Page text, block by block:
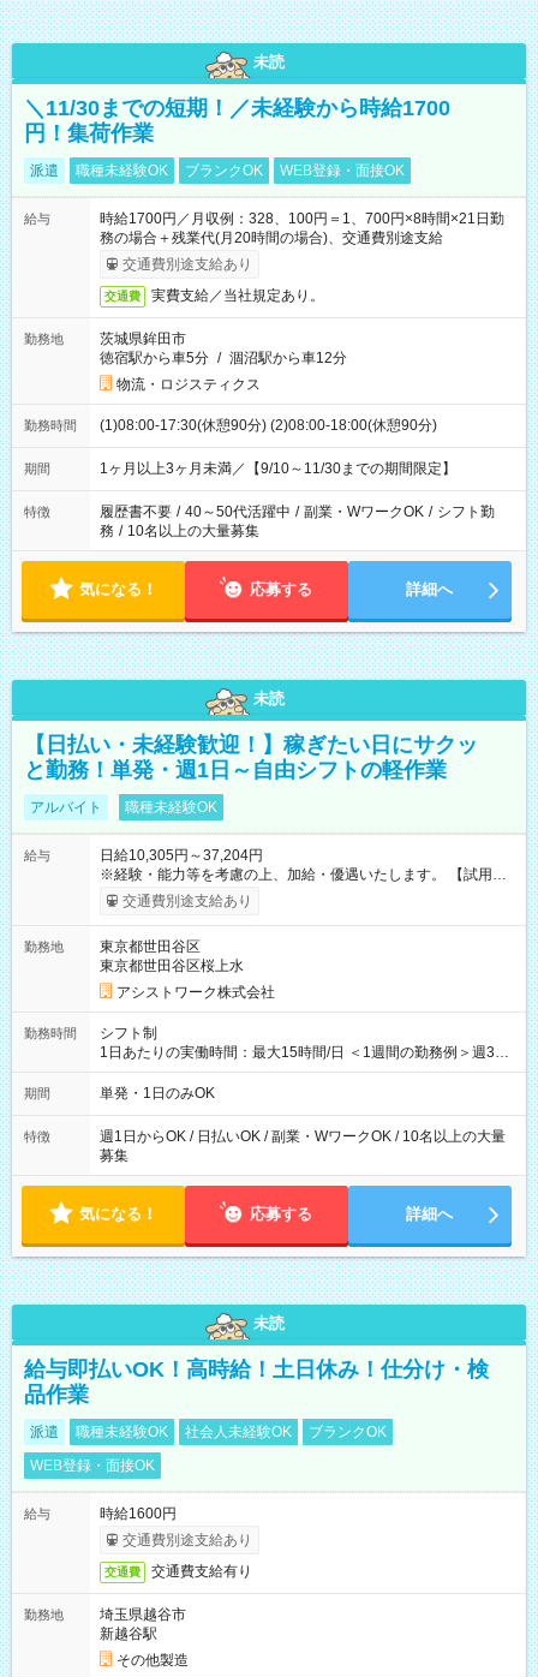
未読
＼11/30までの短期！／未経験から時給1700
円！集荷作業
派遣 職種未経験OK ブランクOK WEB登録・面接OK
給与
時給1700円／月収例：328、100円＝1、700円×8時間×21日勤
務の場合＋残業代(月20時間の場合)、交通費別途支給
交通費別途支給あり
交通費 実費支給／当社規定あり。
勤務地
茨城県鉾田市
徳宿駅から車5分 / 涸沼駅から車12分
物流・ロジスティクス
勤務時間 (1)08:00-17:30(休憩90分) (2)08:00-18:00(休憩90分)
期間 1ヶ月以上3ヶ月未満／【9/10～11/30までの期間限定】
特徴 履歴書不要 / 40～50代活躍中 / 副業・WワークOK / シフト勤
務 / 10名以上の大量募集
気になる！ 応募する 詳細へ
未読
【日払い・未経験歓迎！】稼ぎたい日にサクッ
と勤務！単発・週1日～自由シフトの軽作業
アルバイト 職種未経験OK
給与
日給10,305円～37,204円
※経験・能力等を考慮の上、加給・優遇いたします。 【試用期
間】試用期間なし
交通費別途支給あり
勤務地
東京都世田谷区
東京都世田谷区桜上水
アシストワーク株式会社
勤務時間
シフト制
1日あたりの実働時間：最大15時間/日 ＜1週間の勤務例＞週3回
勤務 勤務：月・水・金 休み：火・木・土・日 好きな時にお仕事
可能です！ ※1日あたりの最大実働時間は日勤、夜勤共に勤務し
期間 単発・1日のみOK
特徴
週1日からOK / 日払いOK / 副業・WワークOK / 10名以上の大量
募集
気になる！ 応募する 詳細へ
未読
給与即払いOK！高時給！土日休み！仕分け・検
品作業
派遣 職種未経験OK 社会人未経験OK
ブランクOK
WEB登録・面接OK
給与
時給1600円
交通費別途支給あり
交通費 交通費支給有り
勤務地
埼玉県越谷市
新越谷駅
その他製造